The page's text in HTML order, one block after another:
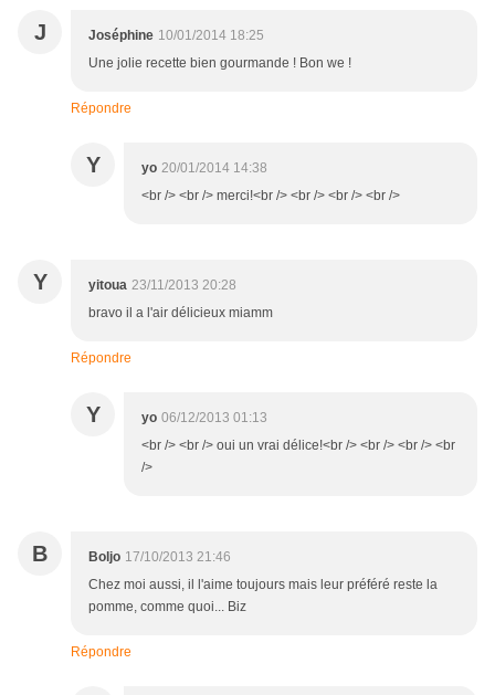
J Joséphine 10/01/2014 18:25
Une jolie recette bien gourmande ! Bon we !
Répondre
Y yo 20/01/2014 14:38
<br /> <br /> merci!<br /> <br /> <br /> <br />
Y yitoua 23/11/2013 20:28
bravo il a l'air délicieux miamm
Répondre
Y yo 06/12/2013 01:13
<br /> <br /> oui un vrai délice!<br /> <br /> <br /> <br
/>
B Boljo 17/10/2013 21:46
Chez moi aussi, il l'aime toujours mais leur préféré reste la
pomme, comme quoi... Biz
Répondre